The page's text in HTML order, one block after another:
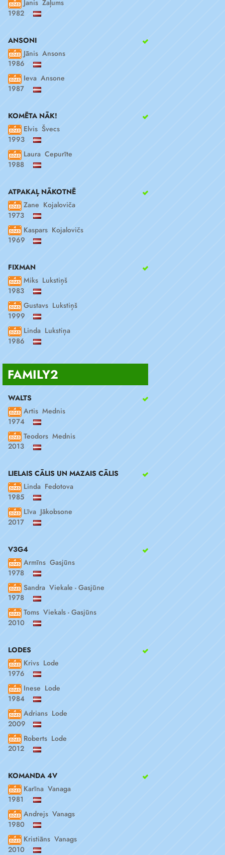
Janis Zaļums
1982
ANSONI
Jānis Ansons
1986
Ieva Ansone
1987
KOMĒTA NĀK!
Elvis Švecs
1993
Laura Cepurīte
1988
ATPAKAĻ NĀKOTNĒ
Zane Kojaloviča
1973
Kaspars Kojalovičs
1969
FIXMAN
Miks Lukstiņš
1983
Gustavs Lukstiņš
1999
Linda Lukstiņa
1986
FAMILY2
WALTS
Artis Mednis
1974
Teodors Mednis
2013
LIELAIS CĀLIS UN MAZAIS CĀLIS
Linda Fedotova
1985
Līva Jākobsone
2017
V3G4
Armīns Gasjūns
1978
Sandra Viekale - Gasjūne
1978
Toms Viekals - Gasjūns
2010
LODES
Krivs Lode
1976
Inese Lode
1984
Adrians Lode
2009
Roberts Lode
2012
KOMANDA 4V
Karīna Vanaga
1981
Andrejs Vanags
1980
Kristiāns Vanags
2010